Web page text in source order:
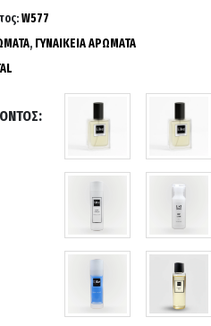
through
W577
, ΓΥΝΑΙΚΕΙΑ ΑΡΩΜΑΤΑ